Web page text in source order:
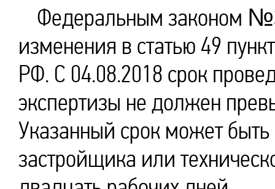
Федеральным законом
изменения в статью 49
РФ. С 04.08.2018 срок
экспертизы не должен
Указанный срок может
застройщика или